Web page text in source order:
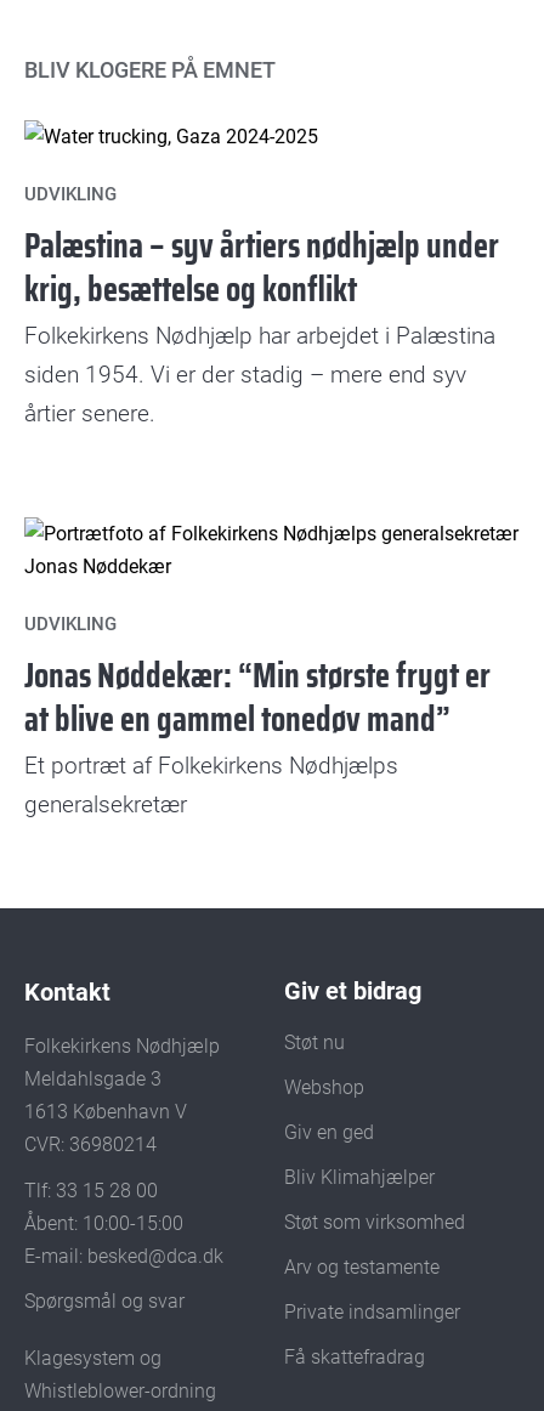
BLIV KLOGERE PÅ EMNET
UDVIKLING
Palæstina – syv årtiers nødhjælp under
krig, besættelse og konflikt
Folkekirkens Nødhjælp har arbejdet i Palæstina
siden 1954. Vi er der stadig – mere end syv
årtier senere.
UDVIKLING
Jonas Nøddekær: “Min største frygt er
at blive en gammel tonedøv mand”
Et portræt af Folkekirkens Nødhjælps
generalsekretær
Kontakt
Folkekirkens Nødhjælp
Meldahlsgade 3
1613 København V
CVR: 36980214
Tlf: 33 15 28 00
Åbent: 10:00-15:00
E-mail: besked@dca.dk
Spørgsmål og svar
Klagesystem og
Whistleblower-ordning
Giv et bidrag
Støt nu
Webshop
Giv en ged
Bliv Klimahjælper
Støt som virksomhed
Arv og testamente
Private indsamlinger
Få skattefradrag